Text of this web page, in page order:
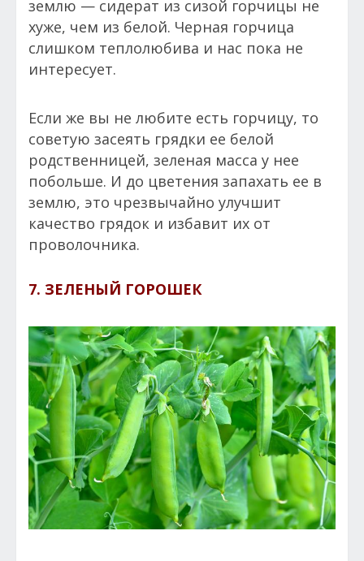
землю — сидерат из сизой горчицы не
хуже, чем из белой. Черная горчица
слишком теплолюбива и нас пока не
интересует.
Если же вы не любите есть горчицу, то
советую засеять грядки ее белой
родственницей, зеленая масса у нее
побольше. И до цветения запахать ее в
землю, это чрезвычайно улучшит
качество грядок и избавит их от
проволочника.
7. ЗЕЛЕНЫЙ ГОРОШЕК